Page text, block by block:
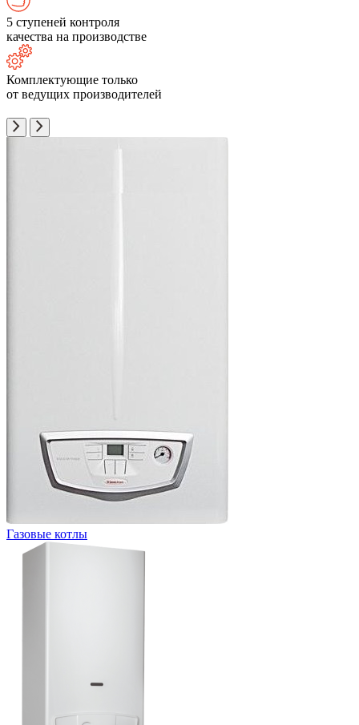
5 ступеней контроля
качества на производстве
Комплектующие только
от ведущих производителей
Газовые котлы